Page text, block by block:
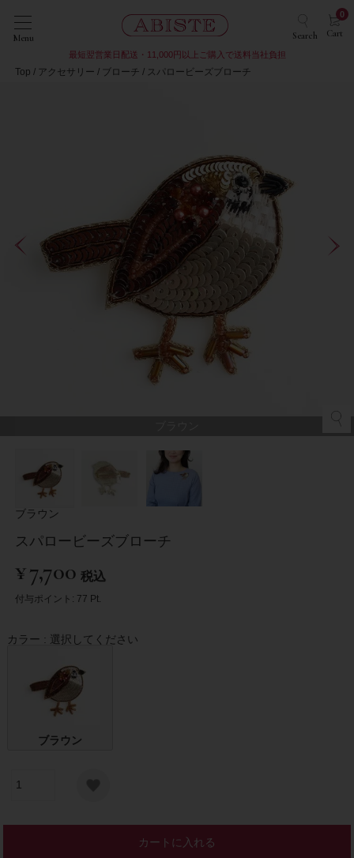
Menu Search Cart
0
最短翌営業日配送・11,000円以上ご購入で送料当社負担
Top アクセサリー ブローチ スパロービーズブローチ
ブラウン
スパロービーズブローチ
¥7,700 税込
付与ポイント: 77 Pt.
カラー 選択してください
ブラウン
カートに入れる